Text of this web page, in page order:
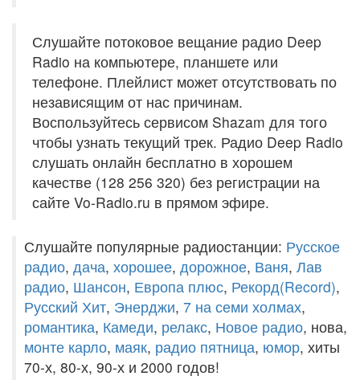
Слушайте потоковое вещание радио Deep
Radio на компьютере, планшете или
телефоне. Плейлист может отсутствовать по
независящим от нас причинам.
Воспользуйтесь сервисом Shazam для того
чтобы узнать текущий трек. Радио Deep Radio
слушать онлайн бесплатно в хорошем
качестве (128 256 320) без регистрации на
сайте Vo-Radio.ru в прямом эфире.
Слушайте популярные радиостанции: Русское
радио, дача, хорошее, дорожное, Ваня, Лав
радио, Шансон, Европа плюс, Рекорд(Record),
Русский Хит, Энерджи, 7 на семи холмах,
романтика, Камеди, релакс, Новое радио, нова,
монте карло, маяк, радио пятница, юмор, хиты
70-х, 80-х, 90-х и 2000 годов!